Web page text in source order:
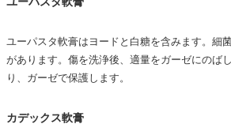
ユーパスタ軟膏はヨードと白糖を含みます。細
があります。傷を洗浄後、適量をガーゼにのば
り、ガーゼで保護します。
カデックス軟膏